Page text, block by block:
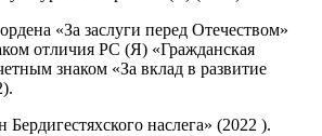
«За заслуги перед Отечеством»
отличия РС (Я) «Гражданская
знаком «За вклад в развитие
наслега» (2022 ).